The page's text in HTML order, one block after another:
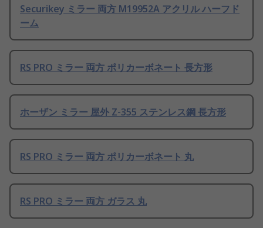
Securikey ミラー 両方 M19952A アクリル ハーフド
ーム
RS PRO ミラー 両方 ポリカーボネート 長方形
ホーザン ミラー 屋外 Z-355 ステンレス鋼 長方形
RS PRO ミラー 両方 ポリカーボネート 丸
RS PRO ミラー 両方 ガラス 丸